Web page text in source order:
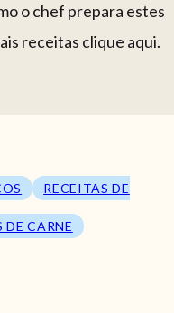
o chef prepara estes
receitas clique aqui.
RECEITAS DE
DE CARNE